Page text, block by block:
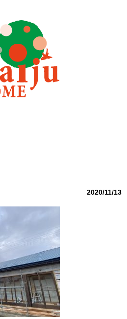
2020/11/13